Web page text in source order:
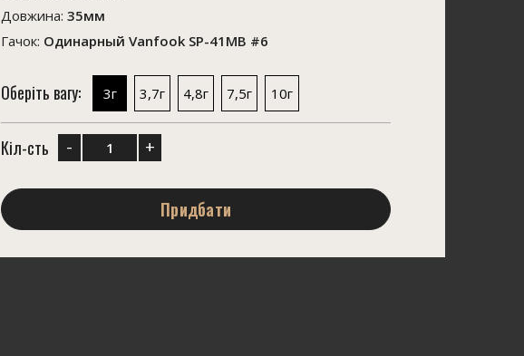
Довжина: 35мм
Гачок: Одинарный Vanfook SP-41MB #6
Оберіть вагу: 3г 3,7г 4,8г 7,5г 10г
Кіл-сть - +
Придбати